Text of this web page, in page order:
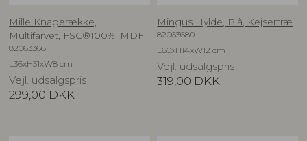
Mille Knagerække,
Multifarvet, FSC®100%, MDF
82063366
L36xH31xW8 cm
Vejl. udsalgspris
299,00 DKK
Mingus Hylde, Blå, Kejsertræ
82063680
L60xH14xW12 cm
Vejl. udsalgspris
319,00 DKK